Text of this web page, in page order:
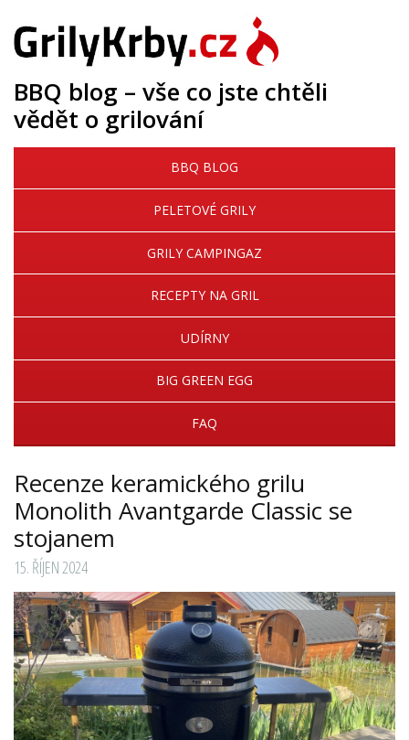
BBQ blog – vše co jste chtěli
vědět o grilování
BBQ BLOG
PELETOVÉ GRILY
GRILY CAMPINGAZ
RECEPTY NA GRIL
UDÍRNY
BIG GREEN EGG
FAQ
Recenze keramického grilu
Monolith Avantgarde Classic se
stojanem
15. ŘÍJEN 2024